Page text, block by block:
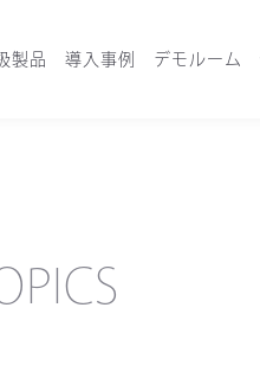
製品 導入事例 デモルーム